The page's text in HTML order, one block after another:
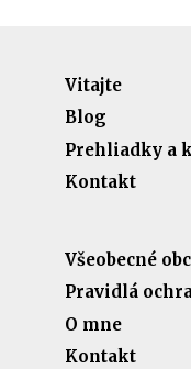
Vitajte
Blog
Prehliadky a
Kontakt
Všeobecné
Pravidlá
O mne
Kontakt